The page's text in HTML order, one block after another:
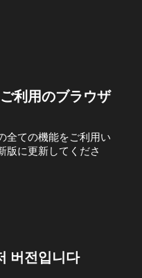
利用のブラウザ
全ての機能をご利用い
版に更新してくださ
버전입니다